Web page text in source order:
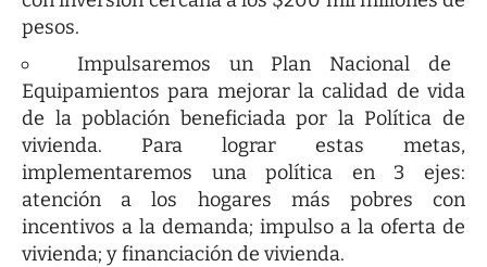
pesos.
Impulsaremos un Plan Nacional de
Equipamientos para mejorar la calidad de vida
de la población beneficiada por la Política de
vivienda. Para lograr estas metas,
implementaremos una política en 3 ejes:
atención a los hogares más pobres con
incentivos a la demanda; impulso a la oferta de
vivienda; y financiación de vivienda.